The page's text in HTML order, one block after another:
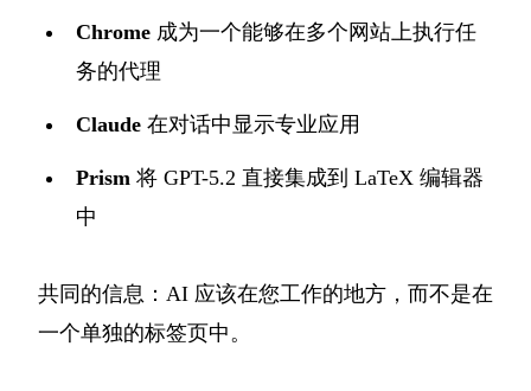
Chrome 成为一个能够在多个网站上执行任
务的代理
Claude 在对话中显示专业应用
Prism 将 GPT-5.2 直接集成到 LaTeX 编辑器
中
共同的信息：AI 应该在您工作的地方，而不是在
一个单独的标签页中。